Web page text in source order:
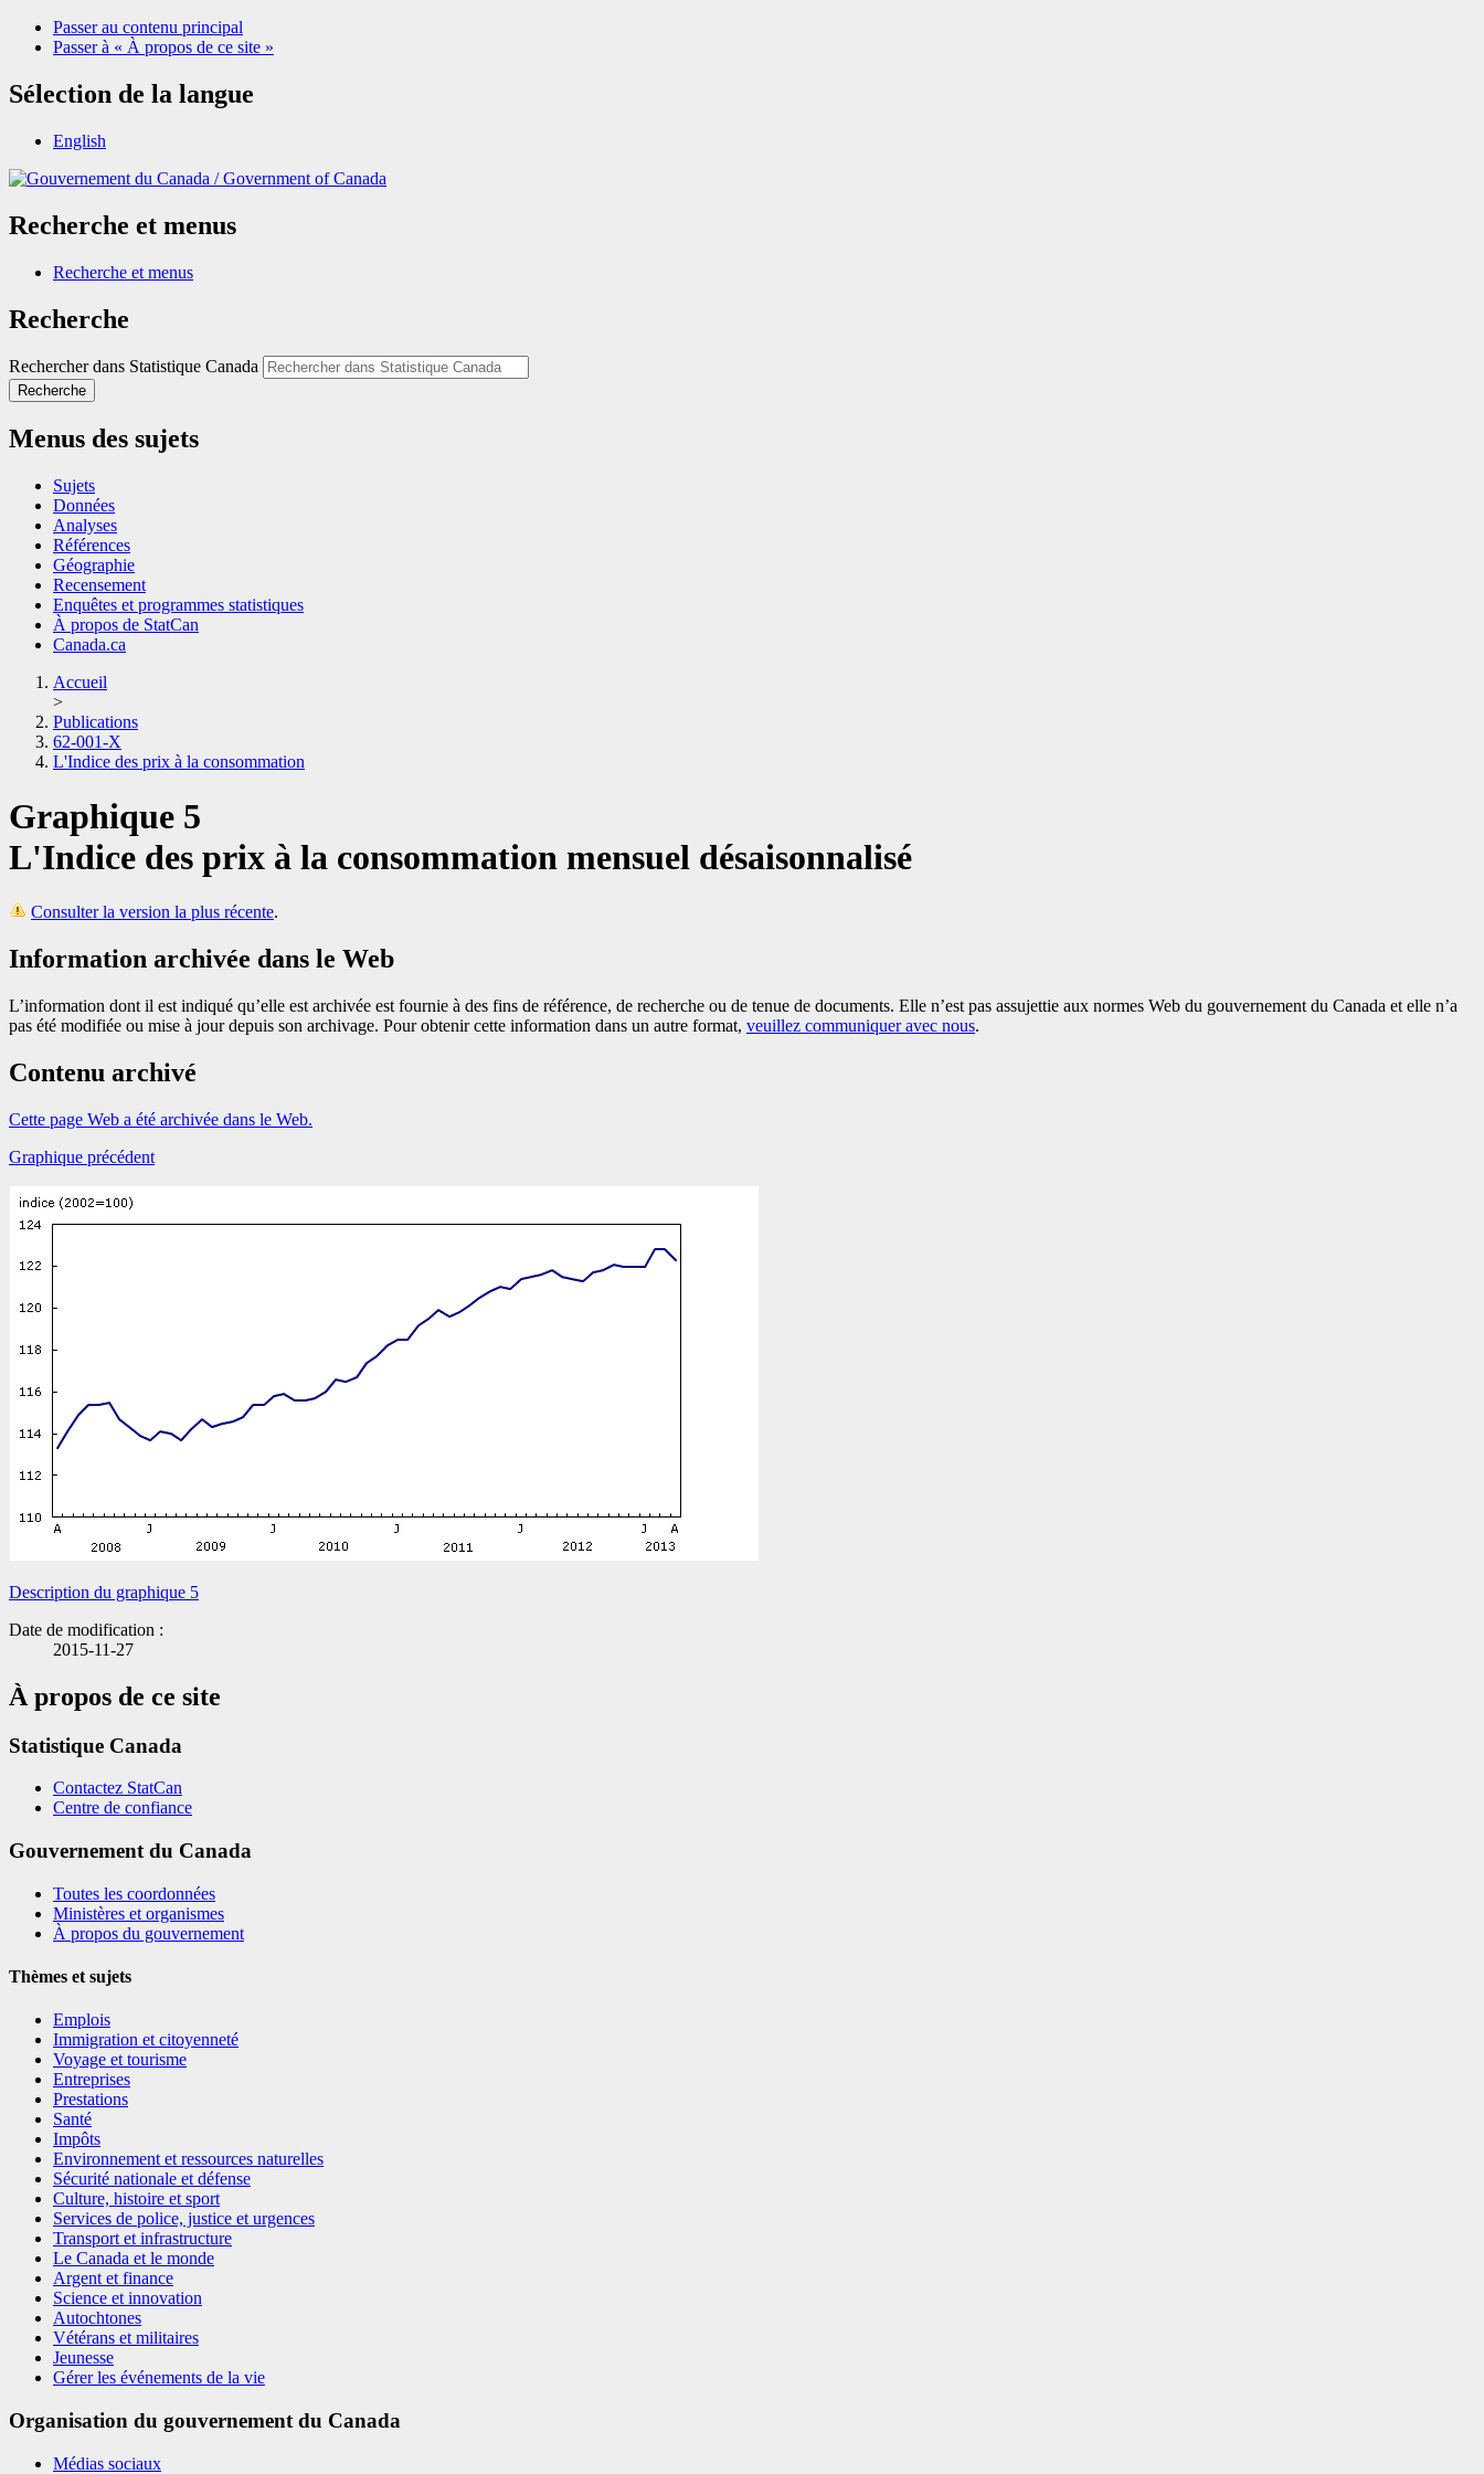
Passer au contenu principal
Passer à « À propos de ce site »
Sélection de la langue
English
/Government of Canada
Recherche et menus
Recherche et menus
Recherche
Rechercher dans Statistique Canada
Recherche
Menus des sujets
Sujets
Données
Analyses
Références
Géographie
Recensement
Enquêtes et programmes statistiques
À propos de StatCan
Canada.ca
Accueil
>
Publications
62-001-X
L'Indice des prix à la consommation
Graphique 5
L'Indice des prix à la consommation mensuel désaisonnalisé
Consulter la version la plus récente.
Information archivée dans le Web
L’information dont il est indiqué qu’elle est archivée est fournie à des fins de référence, de recherche ou de tenue de documents. Elle n’est pas assujettie aux normes Web du gouvernement du Canada et elle n’a
pas été modifiée ou mise à jour depuis son archivage. Pour obtenir cette information dans un autre format, veuillez communiquer avec nous.
Contenu archivé
Cette page Web a été archivée dans le Web.
Graphique précédent
Description du graphique 5
Date de modification :
2015-11-27
À propos de ce site
Statistique Canada
Contactez StatCan
Centre de confiance
Gouvernement du Canada
Toutes les coordonnées
Ministères et organismes
À propos du gouvernement
Thèmes et sujets
Emplois
Immigration et citoyenneté
Voyage et tourisme
Entreprises
Prestations
Santé
Impôts
Environnement et ressources naturelles
Sécurité nationale et défense
Culture, histoire et sport
Services de police, justice et urgences
Transport et infrastructure
Le Canada et le monde
Argent et finance
Science et innovation
Autochtones
Vétérans et militaires
Jeunesse
Gérer les événements de la vie
Organisation du gouvernement du Canada
Médias sociaux